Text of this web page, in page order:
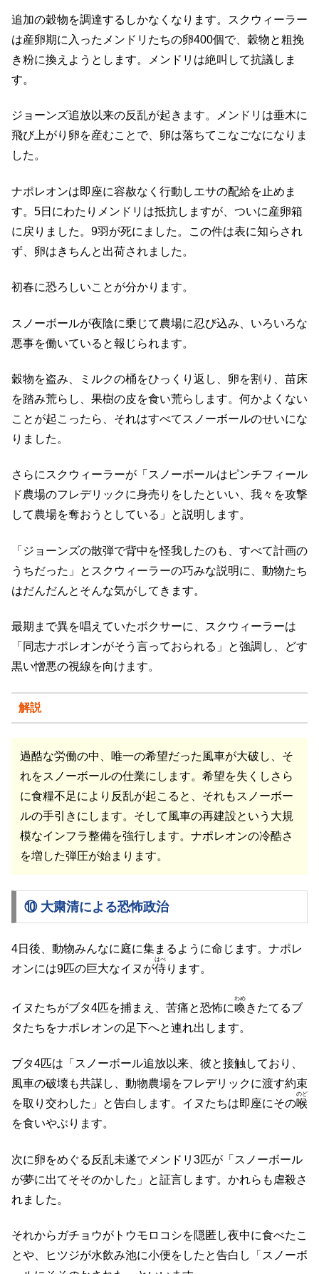
追加の穀物を調達するしかなくなります。スクウィーラー
は産卵期に入ったメンドリたちの卵400個で、穀物と粗挽
き粉に換えようとします。メンドリは絶叫して抗議しま
す。
ジョーンズ追放以来の反乱が起きます。メンドリは垂木に
飛び上がり卵を産むことで、卵は落ちてこなごなになりま
した。
ナポレオンは即座に容赦なく行動しエサの配給を止めま
す。5日にわたりメンドリは抵抗しますが、ついに産卵箱
に戻りました。9羽が死にました。この件は表に知らされ
ず、卵はきちんと出荷されました。
初春に恐ろしいことが分かります。
スノーボールが夜陰に乗じて農場に忍び込み、いろいろな
悪事を働いていると報じられます。
穀物を盗み、ミルクの桶をひっくり返し、卵を割り、苗床
を踏み荒らし、果樹の皮を食い荒らします。何かよくない
ことが起こったら、それはすべてスノーボールのせいにな
りました。
さらにスクウィーラーが「スノーボールはピンチフィール
ド農場のフレデリックに身売りをしたといい、我々を攻撃
して農場を奪おうとしている」と説明します。
「ジョーンズの散弾で背中を怪我したのも、すべて計画の
うちだった」とスクウィーラーの巧みな説明に、動物たち
はだんだんとそんな気がしてきます。
最期まで異を唱えていたボクサーに、スクウィーラーは
「同志ナポレオンがそう言っておられる」と強調し、どす
黒い憎悪の視線を向けます。
解説
過酷な労働の中、唯一の希望だった風車が大破し、そ
れをスノーボールの仕業にします。希望を失くしさら
に食糧不足により反乱が起こると、それもスノーボー
ルの手引きにします。そして風車の再建設という大規
模なインフラ整備を強行します。ナポレオンの冷酷さ
を増した弾圧が始まります。
⑩ 大粛清による恐怖政治
4日後、動物みんなに庭に集まるように命じます。ナポレ
オンには9匹の巨大なイヌが侍
はべ
ります。
イヌたちがブタ4匹を捕まえ、苦痛と恐怖に喚
わめ
きたてるブ
タたちをナポレオンの足下へと連れ出します。
ブタ4匹は「スノーボール追放以来、彼と接触しており、
風車の破壊も共謀し、動物農場をフレデリックに渡す約束
を取り交わした」と告白します。イヌたちは即座にその喉
のど
を食いやぶります。
次に卵をめぐる反乱未遂でメンドリ3匹が「スノーボール
が夢に出てそそのかした」と証言します。かれらも虐殺さ
れました。
それからガチョウがトウモロコシを隠匿し夜中に食べたこ
とや、ヒツジが水飲み池に小便をしたと告白し「スノーボ